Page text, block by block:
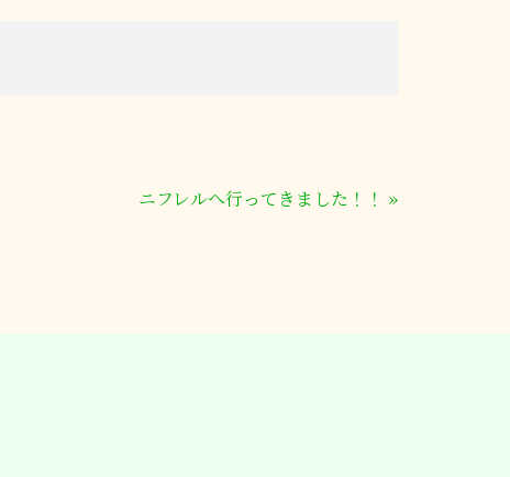
ニフレルへ行ってきました！！ »